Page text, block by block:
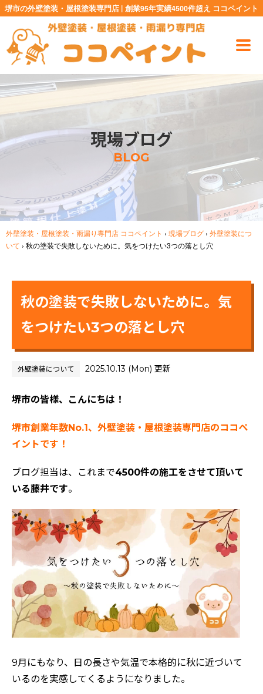
堺市の外壁塗装・屋根塗装専門店 | 創業95年実績4500件超え ココペイント
現場ブログ
BLOG
外壁塗装・屋根塗装・雨漏り専門店 ココペイント › 現場ブログ › 外壁塗装につ
いて › 秋の塗装で失敗しないために。気をつけたい3つの落とし穴
秋の塗装で失敗しないために。気
をつけたい3つの落とし穴
外壁塗装について 2025.10.13 (Mon) 更新
堺市の皆様、こんにちは！
堺市創業年数No.1、外壁塗装・屋根塗装専門店のココペ
イントです！
ブログ担当は、これまで4500件の施工をさせて頂いて
いる藤井です。
9月にもなり、日の長さや気温で本格的に秋に近づいて
いるのを実感してくるようになりました。